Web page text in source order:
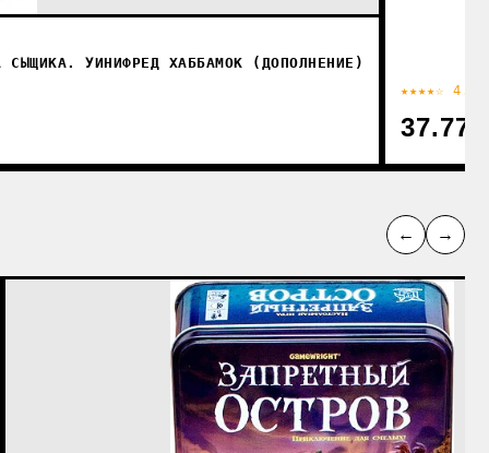
УИНИФРЕД ХАББАМОК (ДОПОЛНЕНИЕ)
★★★★☆ 4.2
37.77
← →